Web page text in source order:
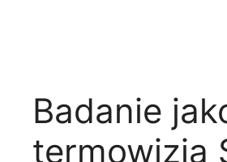
Badanie
termowizja